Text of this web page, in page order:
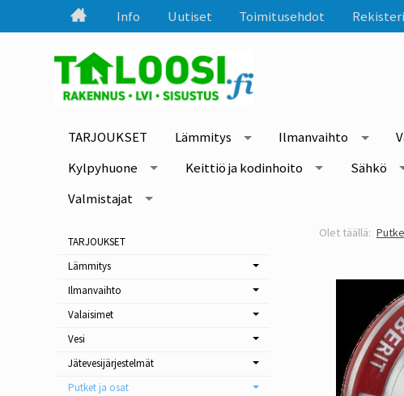
Info Uutiset Toimitusehdot
TARJOUKSET Lämmitys Ilmanvaihto
Kylpyhuone
Keittiö ja kodinhoito Sähkö
Valmistajat
TARJOUKSET
Lämmitys
Ilmanvaihto
Valaisimet
Vesi
Jätevesijärjestelmät
Putket ja osat